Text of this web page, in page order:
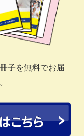
子を無料でお届